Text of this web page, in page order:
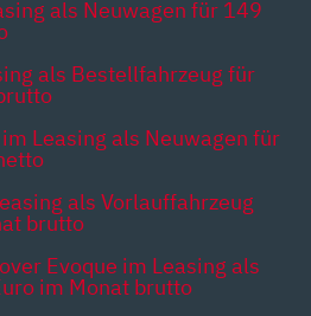
als Neuwagen für 149
als Bestellfahrzeug für
im Leasing als Neuwagen für
als Vorlauffahrzeug
brutto
Evoque im Leasing als
im Monat brutto